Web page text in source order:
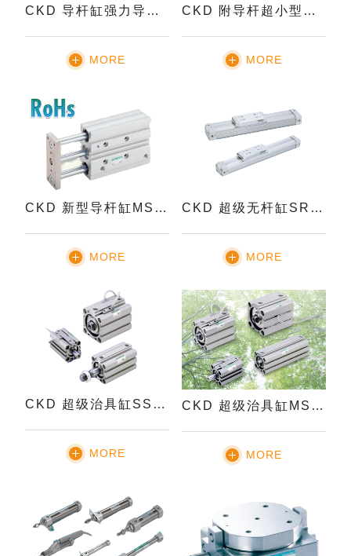
CKD 导杆缸强力导杆型STG-K系列
MORE
CKD 附导杆超小型缸SSG系列
MORE
CKD 新型导杆缸MSTG系列
MORE
CKD 超级无杆缸SRL3系列
MORE
CKD 超级治具缸SSD2系列
MORE
CKD 超级治具缸MSSD系列
MORE